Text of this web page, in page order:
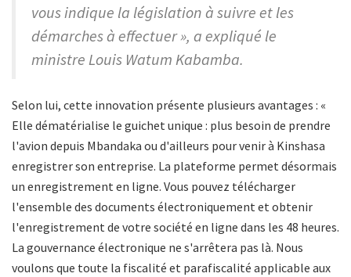
vous indique la législation à suivre et les
démarches à effectuer », a expliqué le
ministre Louis Watum Kabamba.
Selon lui, cette innovation présente plusieurs avantages : «
Elle dématérialise le guichet unique : plus besoin de prendre
l'avion depuis Mbandaka ou d'ailleurs pour venir à Kinshasa
enregistrer son entreprise. La plateforme permet désormais
un enregistrement en ligne. Vous pouvez télécharger
l'ensemble des documents électroniquement et obtenir
l'enregistrement de votre société en ligne dans les 48 heures.
La gouvernance électronique ne s'arrêtera pas là. Nous
voulons que toute la fiscalité et parafiscalité applicable aux